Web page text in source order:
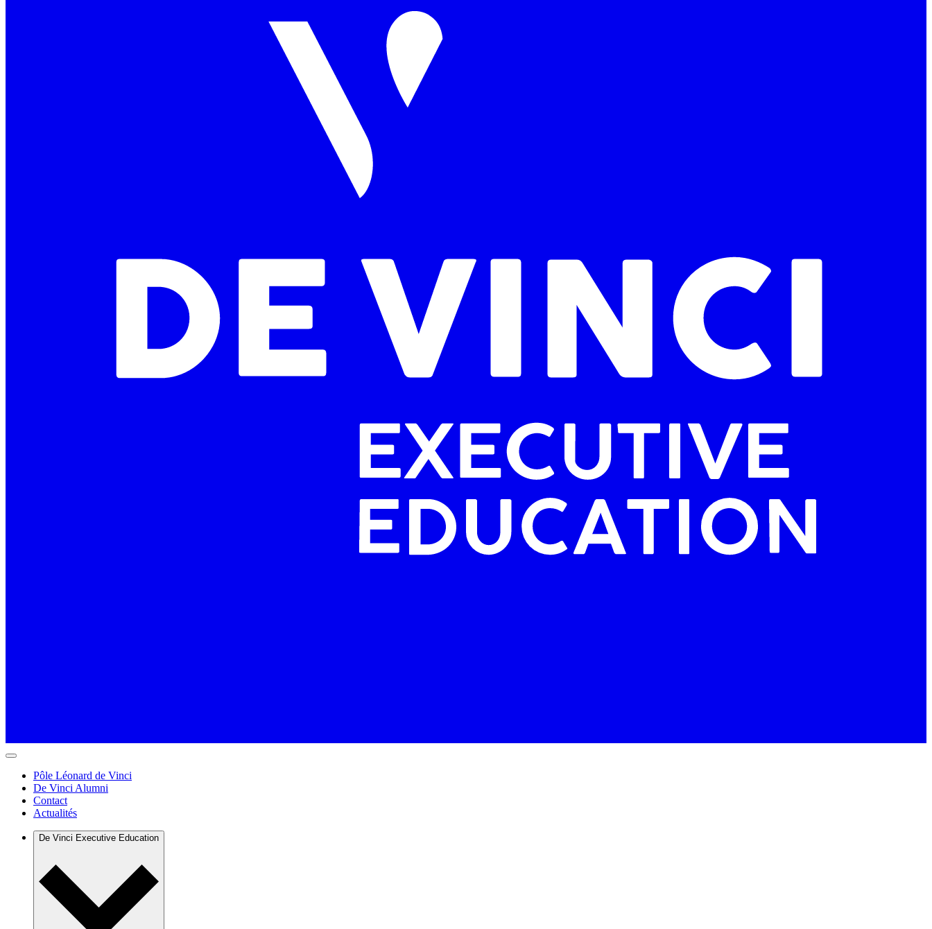
Pôle Léonard de Vinci
De Vinci Alumni
Contact
Actualités
De Vinci Executive Education